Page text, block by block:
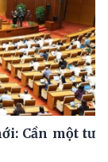
Cần một tư